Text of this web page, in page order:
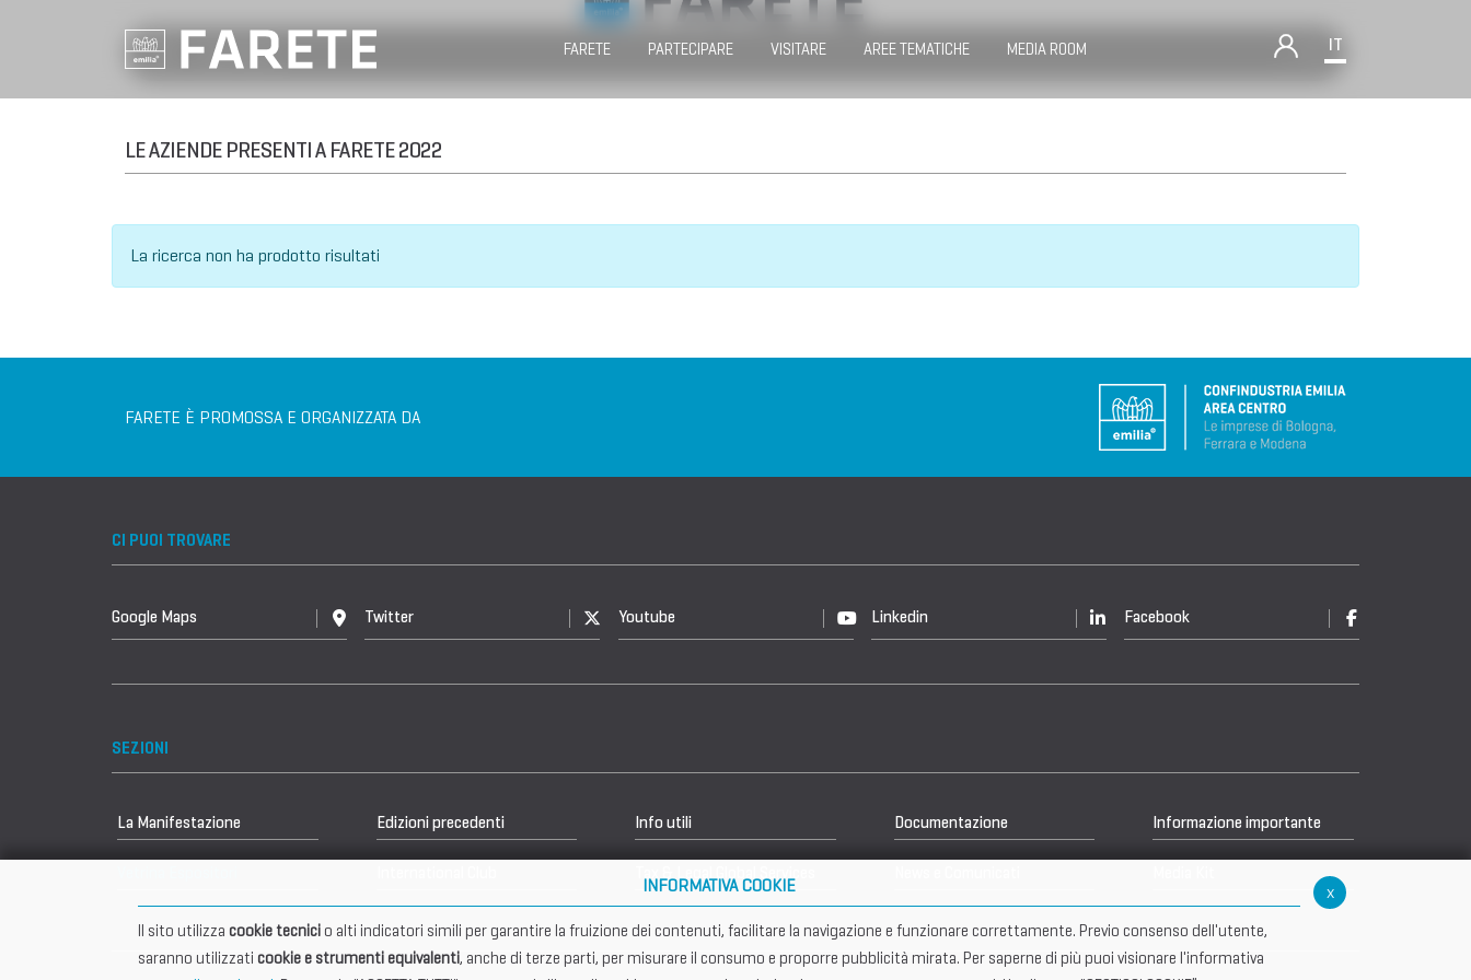
FARETE PARTECIPARE VISITARE AREE TEMATICHE MEDIA ROOM IT
LE AZIENDE PRESENTI A FARETE 2022
La ricerca non ha prodotto risultati
FARETE È PROMOSSA E ORGANIZZATA DA
CI PUOI TROVARE
Google Maps Twitter Youtube Linkedin Facebook
SEZIONI
La Manifestazione Edizioni precedenti Info utili Documentazione Informazione importante
x
INFORMATIVA COOKIE
Il sito utilizza cookie tecnici o alti indicatori simili per garantire la fruizione dei contenuti, facilitare la navigazione e funzionare correttamente. Previo consenso dell'utente,
saranno utilizzati cookie e strumenti equivalenti, anche di terze parti, per misurare il consumo e proporre pubblicità mirata. Per saperne di più puoi visionare l'informativa